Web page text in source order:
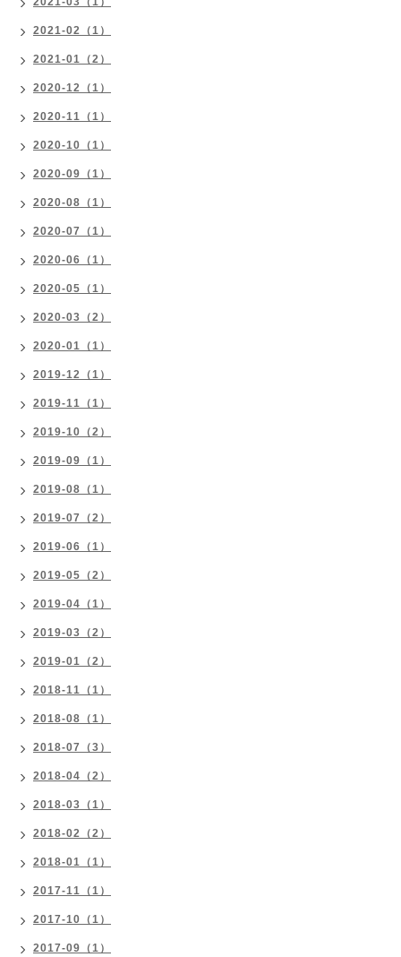
2021-02（1）
2021-01（2）
2020-12（1）
2020-11（1）
2020-10（1）
2020-09（1）
2020-08（1）
2020-07（1）
2020-06（1）
2020-05（1）
2020-03（2）
2020-01（1）
2019-12（1）
2019-11（1）
2019-10（2）
2019-09（1）
2019-08（1）
2019-07（2）
2019-06（1）
2019-05（2）
2019-04（1）
2019-03（2）
2019-01（2）
2018-11（1）
2018-08（1）
2018-07（3）
2018-04（2）
2018-03（1）
2018-02（2）
2018-01（1）
2017-11（1）
2017-10（1）
2017-09（1）